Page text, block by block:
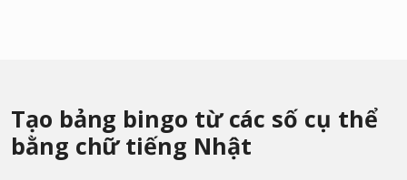
Tạo bảng bingo từ các số cụ thể
bằng chữ tiếng Nhật